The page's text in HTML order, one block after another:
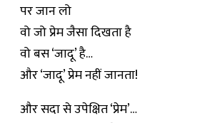
पर जान लो
वो जो प्रेम जैसा दिखता है
वो बस ‘जादू’ है…
और ‘जादू’ प्रेम नहीं जानता!
और सदा से उपेक्षित ‘प्रेम’…